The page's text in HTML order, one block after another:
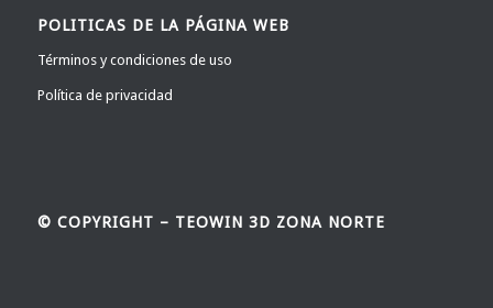
POLITICAS DE LA PÁGINA WEB
Términos y condiciones de uso
Política de privacidad
© COPYRIGHT – TEOWIN 3D ZONA NORTE